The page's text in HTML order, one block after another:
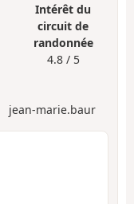
Intérêt du
circuit de
randonnée
4.8 / 5
jean-marie.baur